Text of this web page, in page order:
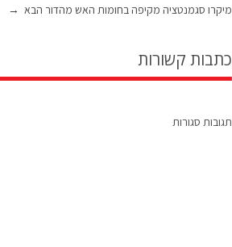
מיקרו סגמנטציה מקיפה בחומות האש מהדור הבא →
כתבות קשורות
תגובות סגורות